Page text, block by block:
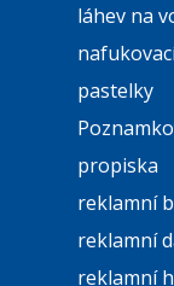
láhev na
pastelky
propiska
reklamní
reklamní
reklamní